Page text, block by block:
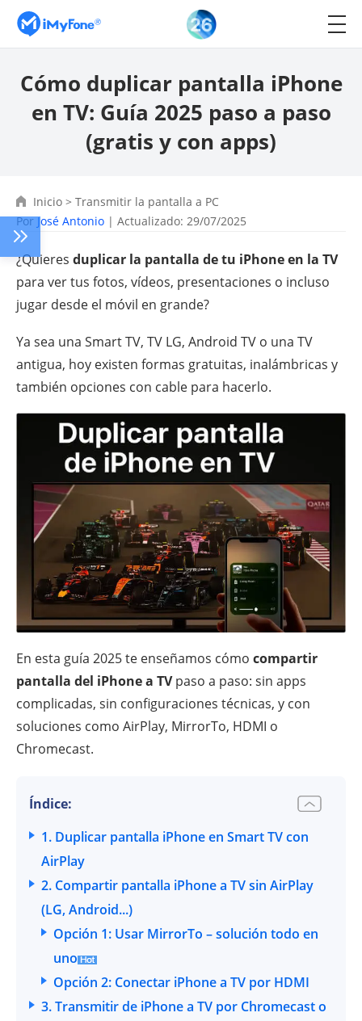
Cómo duplicar pantalla iPhone
en TV: Guía 2025 paso a paso
(gratis y con apps)
Inicio > Transmitir la pantalla a PC
PorJosé Antonio | Actualizado: 29/07/2025
¿Quieres duplicar la pantalla de tu iPhone en la TV
para ver tus fotos, vídeos, presentaciones o incluso
jugar desde el móvil en grande?
Ya sea una Smart TV, TV LG, Android TV o una TV
antigua, hoy existen formas gratuitas, inalámbricas y
también opciones con cable para hacerlo.
En esta guía 2025 te enseñamos cómo compartir
pantalla del iPhone a TVpaso a paso: sin apps
complicadas, sin configuraciones técnicas, y con
soluciones como AirPlay, MirrorTo, HDMI o
Chromecast.
Índice:
1. Duplicar pantalla iPhone en Smart TV con
AirPlay
2. Compartir pantalla iPhone a TV sin AirPlay
(LG, Android...)
Opción 1: Usar MirrorTo – solución todo en
uno
Opción 2: Conectar iPhone a TV por HDMI
3. Transmitir de iPhone a TV por Chromecast o